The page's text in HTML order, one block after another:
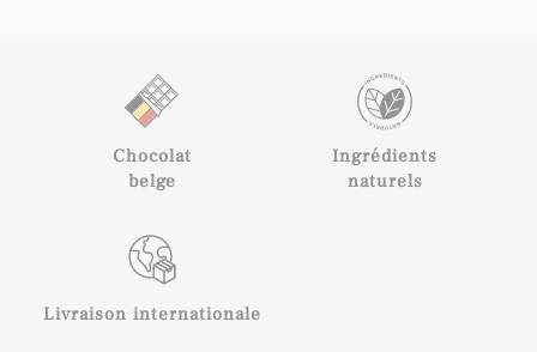
Chocolat
belge
Ingrédients
naturels
Livraison internationale